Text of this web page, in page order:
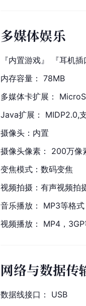
多媒体娱乐
『内置游戏』 『耳机
内存容量： 78MB
多媒体卡扩展：
Java扩展： MIDP2.0,
摄像头：内置
摄像头像素： 200万像
变焦模式：数码变焦
视频拍摄：有声视频拍
音乐播放： MP3等格式
视频播放： MP4，
网络与数据传
数据线接口： USB